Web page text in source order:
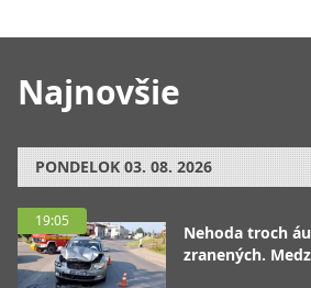
Najnovšie
PONDELOK 03. 08. 2026
19:05
Nehoda troch
zranených.